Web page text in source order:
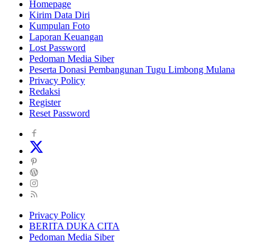
Homepage
Kirim Data Diri
Kumpulan Foto
Laporan Keuangan
Lost Password
Pedoman Media Siber
Peserta Donasi Pembangunan Tugu Limbong Mulana
Privacy Policy
Redaksi
Register
Reset Password
Privacy Policy
BERITA DUKA CITA
Pedoman Media Siber